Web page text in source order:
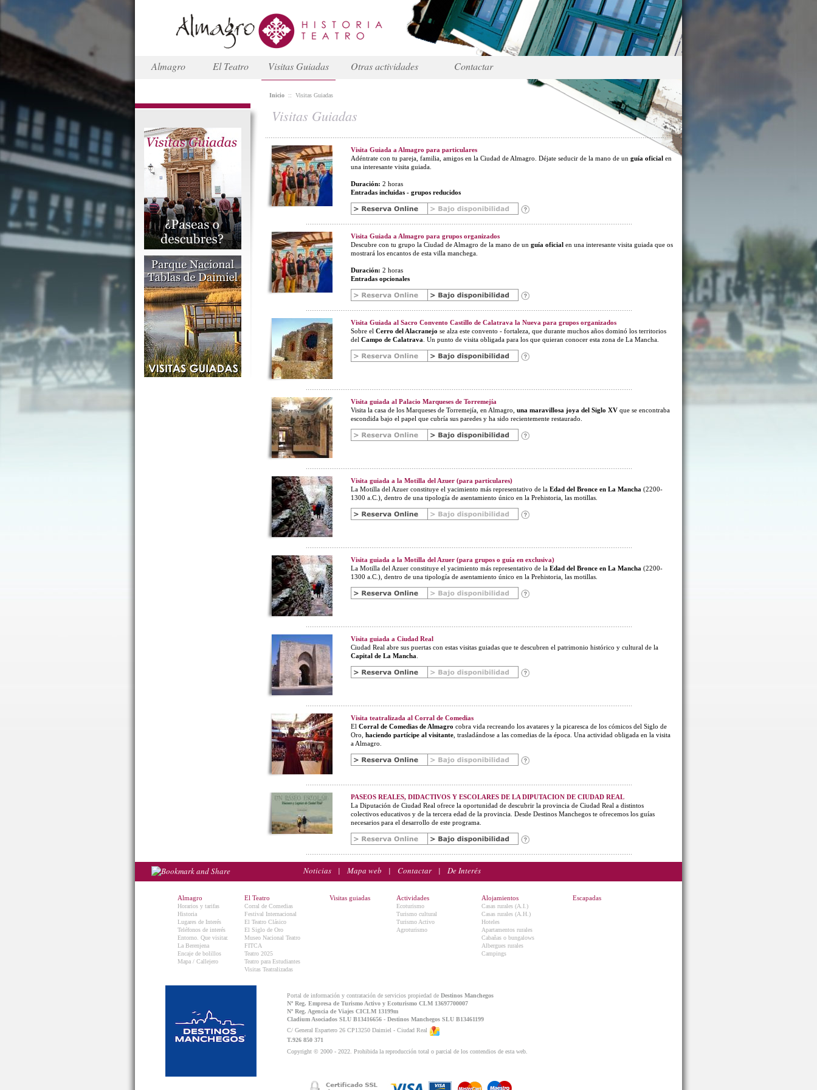
Almagro El Teatro Visitas Guiadas Otras actividades Contactar
Inicio :: Visitas Guiadas
Visitas Guiadas
Visita Guiada a Almagro para particulares
Adéntrate con tu pareja, familia, amigos en la Ciudad de Almagro. Déjate seducir de la mano de un guía oficial en
una interesante visita guiada.
Duración: 2 horas
Entradas incluidas - grupos reducidos
Visita Guiada a Almagro para grupos organizados
Descubre con tu grupo la Ciudad de Almagro de la mano de un guía oficial en una interesante visita guiada que os
mostrará los encantos de esta villa manchega.
Duración: 2 horas
Entradas opcionales
Visita Guiada al Sacro Convento Castillo de Calatrava la Nueva para grupos organizados
Sobre el Cerro del Alacranejo se alza este convento - fortaleza, que durante muchos años dominó los territorios
del Campo de Calatrava . Un punto de visita obligada para los que quieran conocer esta zona de La Mancha.
Visita guiada al Palacio Marqueses de Torremejía
Visita la casa de los Marqueses de Torremejía, en Almagro, una maravillosa joya del Siglo XV que se encontraba
escondida bajo el papel que cubría sus paredes y ha sido recientemente restaurado.
Visita guiada a la Motilla del Azuer (para particulares)
La Motilla del Azuer constituye el yacimiento más representativo de la Edad del Bronce en La Mancha (2200-
1300 a.C.), dentro de una tipología de asentamiento único en la Prehistoria, las motillas.
Visita guiada a la Motilla del Azuer (para grupos o guía en exclusiva)
La Motilla del Azuer constituye el yacimiento más representativo de la Edad del Bronce en La Mancha (2200-
1300 a.C.), dentro de una tipología de asentamiento único en la Prehistoria, las motillas.
Visita guiada a Ciudad Real
Ciudad Real abre sus puertas con estas visitas guiadas que te descubren el patrimonio histórico y cultural de la
Capital de La Mancha
Visita teatralizada al Corral de Comedias
El Corral de Comedias de Almagro cobra vida recreando los avatares y la picaresca de los cómicos del Siglo de
Oro, haciendo partícipe al visitante , trasladándose a las comedias de la época. Una actividad obligada en la visita
a Almagro.
PASEOS REALES, DIDACTIVOS Y ESCOLARES DE LA DIPUTACION DE CIUDAD REAL
La Diputación de Ciudad Real ofrece la oportunidad de descubrir la provincia de Ciudad Real a distintos
colectivos educativos y de la tercera edad de la provincia. Desde Destinos Manchegos te ofrecemos los guías
necesarios para el desarrollo de este programa.
Noticias | Mapa web | Contactar| De Interés
Almagro
Horarios y tarifas
Historia
Lugares de Interés
Teléfonos de interés
Entorno. Que visitar.
La Berenjena
Encaje de bolillos
Mapa / Callejero
El Teatro
Corral de Comedias
Festival Internacional
El Teatro Clásico
El Siglo de Oro
Museo Nacional Teatro
FITCA
Teatro 2025
Teatro para Estudiantes
Visitas Teatralizadas
Visitas guiadas Actividades
Ecoturismo
Turismo cultural
Turismo Activo
Agroturismo
Alojamientos
Casas rurales (A.I.)
Casas rurales (A.H.)
Hoteles
Apartamentos rurales
Cabañas o bungalows
Albergues rurales
Campings
Escapadas
Portal de información y contratación de servicios propiedad de Destinos Manchegos
Nº Reg. Empresa de Turismo Activo y Ecoturismo CLM 13697700007
Nº Reg. Agencia de Viajes CICLM 13199m
Cladium Asociados SLU B13416656 - Destinos Manchegos SLU B13461199
C/ General Espartero 26 CP13250 Daimiel - Ciudad Real
T.926 850 371
Copyright © 2000 - 2022. Prohibida la reproducción total o parcial de los contendios de esta web.